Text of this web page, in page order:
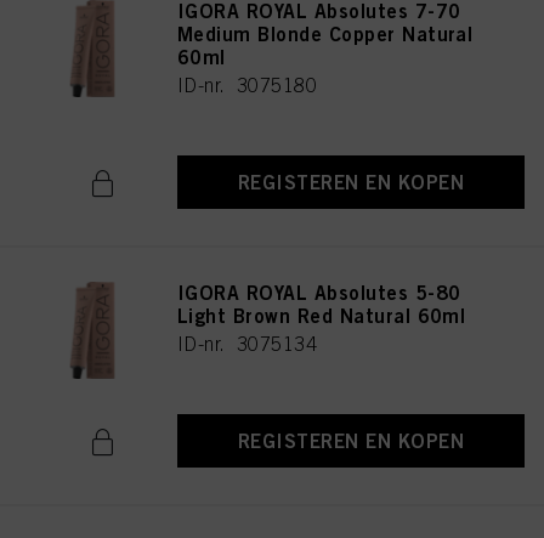
IGORA ROYAL Absolutes 7-70
Medium Blonde Copper Natural
60ml
ID-nr. 3075180
REGISTEREN EN KOPEN
IGORA ROYAL Absolutes 5-80
Light Brown Red Natural 60ml
ID-nr. 3075134
REGISTEREN EN KOPEN